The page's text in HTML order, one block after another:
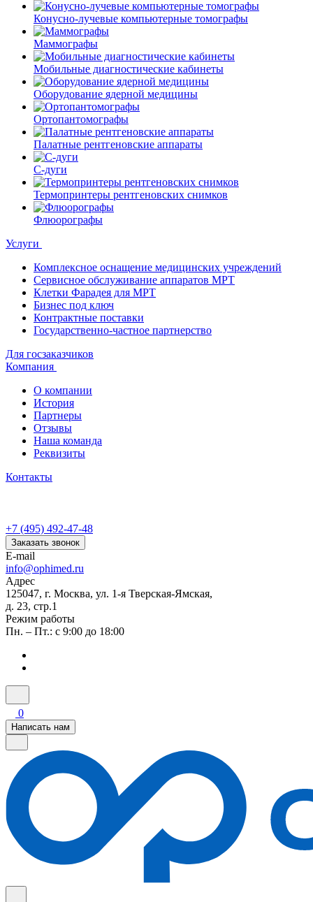
Конусно-лучевые компьютерные томографы
Маммографы
Мобильные диагностические кабинеты
Оборудование ядерной медицины
Ортопантомографы
Палатные рентгеновские аппараты
С-дуги
Термопринтеры рентгеновских снимков
Флюорографы
Услуги
Комплексное оснащение медицинских учреждений
Сервисное обслуживание аппаратов МРТ
Клетки Фарадея для МРТ
Бизнес под ключ
Контрактные поставки
Государственно-частное партнерство
Для госзаказчиков
Компания
О компании
История
Партнеры
Отзывы
Наша команда
Реквизиты
Контакты
+7 (495) 492-47-48
Заказать звонок
E-mail
info@ophimed.ru
Адрес
125047, г. Москва, ул. 1-я Тверская-Ямская,
д. 23, стр.1
Режим работы
Пн. – Пт.: с 9:00 до 18:00
0
Написать нам